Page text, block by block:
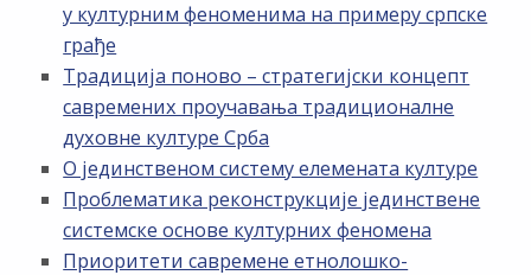
у културним феноменима на примеру српске
грађе
Традиција поново – стратегијски концепт
савремених проучавања традиционалне
духовне културе Срба
О јединственом систему елемената културе
Проблематика реконструкције јединствене
системске основе културних феномена
Приоритети савремене етнолошко-